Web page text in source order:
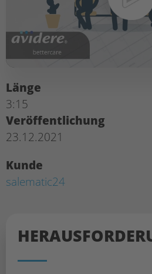
Länge
3:15
Veröffentlichung
23.12.2021
Kunde
salematic24